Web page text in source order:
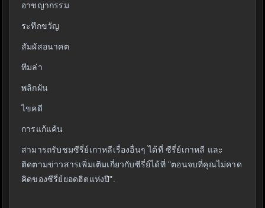
อาชญากรรม
ระทึกขวัญ
สัมผัสอนาคต
ทีมล่า
พลิกผัน
ไขคดี
การแก้แค้น
สามารถรับชมซีรี่ย์เกาหลีเรื่องอื่นๆ ได้ที่ ซีรี่ย์เกาหลี และ
ติดตามข่าวสารเพิ่มเติมเกี่ยวกับซีรี่ย์ได้ที่ "ตอนจบที่คุณไม่คาด
คิดของซีรี่ย์ยอดฮิตแห่งปี".